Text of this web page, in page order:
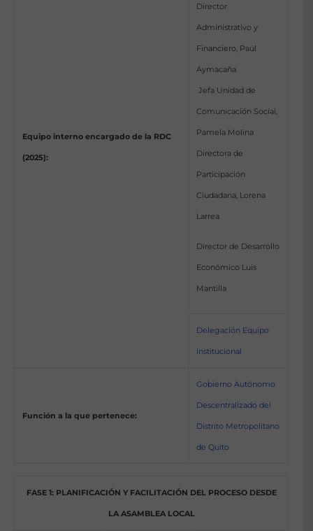
Equipo interno encargado de la RDC
(2025):
Director
Administrativo y
Financiero, Paúl
Aymacaña
Jefa Unidad de
Comunicación Social,
Pamela Molina
Directora de
Participación
Ciudadana, Lorena
Larrea
Director de Desarrollo
Económico Luis
Mantilla
Delegación Equipo
institucional
Función a la que pertenece:
Gobierno Autónomo
Descentralizado del
Distrito Metropolitano
de Quito
FASE 1: PLANIFICACIÓN Y FACILITACIÓN DEL PROCESO DESDE
LA ASAMBLEA LOCAL